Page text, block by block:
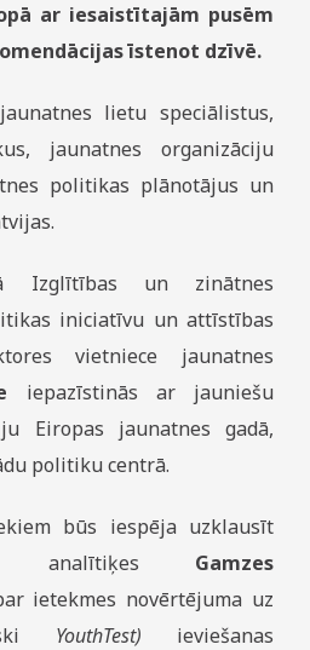
ar iesaistītajām pusēm
īstenot dzīvē.
lietu speciālistus,
jaunatnes organizāciju
politikas plānotājus un
Izglītības un zinātnes
iniciatīvu un attīstības
vietniece jaunatnes
iepazīstinās ar jauniešu
Eiropas jaunatnes gadā,
politiku centrā.
būs iespēja uzklausīt
analītiķes Gamzes
ietekmes novērtējuma uz
YouthTest) ieviešanas